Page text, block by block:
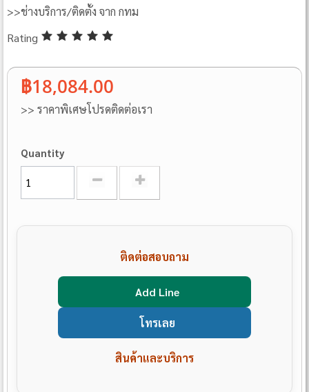
>>ช่างบริการ/ติดตั้ง จาก กทม
Rating
฿18,084.00
>> ราคาพิเศษโปรดติดต่อเรา
Quantity
ติดต่อสอบถาม
Add Line
โทรเลย
สินค้าและบริการ